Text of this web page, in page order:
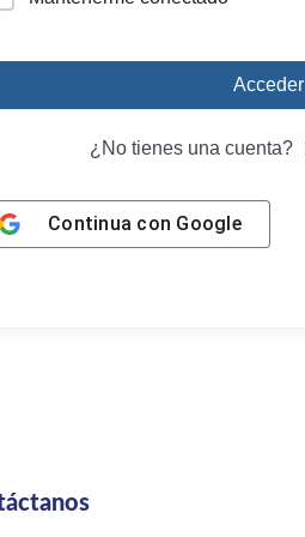
Acceder
¿No tienes una cuenta?
Continua con Google